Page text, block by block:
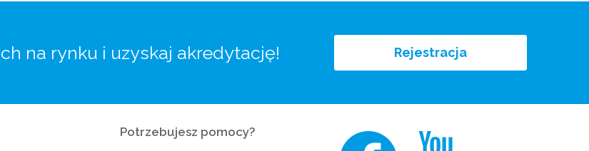
na rynku i uzyskaj akredytację! Rejestracja
Potrzebujesz pomocy?